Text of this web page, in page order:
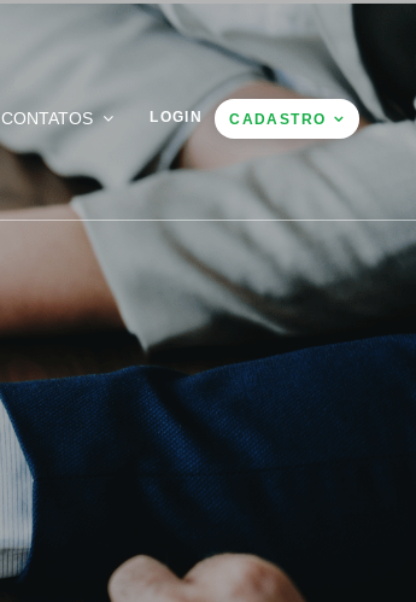
CONTATOS LOGIN CADASTRO